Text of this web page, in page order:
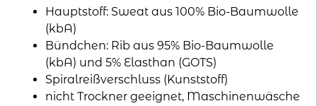
Hauptstoff: Sweat aus 100% Bio-Baumwolle
(kbA)
Bündchen: Rib aus 95% Bio-Baumwolle
(kbA) und 5% Elasthan (GOTS)
Spiralreißverschluss (Kunststoff)
nicht Trockner geeignet, Maschinenwäsche